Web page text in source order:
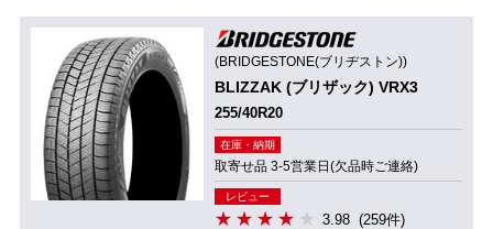
(BRIDGESTONE(ブリヂストン))
BLIZZAK (ブリザック) VRX3
255/40R20
在庫・納期
取寄せ品 3-5営業日(欠品時ご連絡)
レビュー
3.98 (259件)